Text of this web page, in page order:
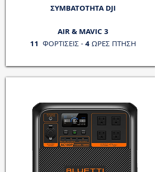
ΣΥΜΒΑΤΟΤΗΤΑ DJI
AIR & MAVIC 3
11 ΦΟΡΤΙΣΕΙΣ - 4 ΩΡΕΣ ΠΤΗΣΗ